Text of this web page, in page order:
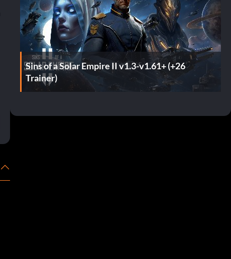
Sins of a Solar Empire II v1.3-v1.61+ (+26
Trainer)